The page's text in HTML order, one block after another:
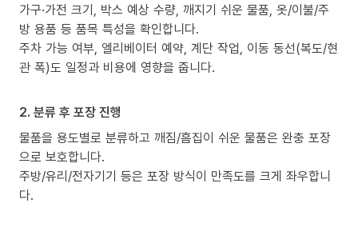
가구·가전 크기, 박스 예상 수량, 깨지기 쉬운 물품, 옷/이불/주
방 용품 등 품목 특성을 확인합니다.
주차 가능 여부, 엘리베이터 예약, 계단 작업, 이동 동선(복도/현
관 폭)도 일정과 비용에 영향을 줍니다.
2. 분류 후 포장 진행
물품을 용도별로 분류하고 깨짐/흠집이 쉬운 물품은 완충 포장
으로 보호합니다.
주방/유리/전자기기 등은 포장 방식이 만족도를 크게 좌우합니
다.